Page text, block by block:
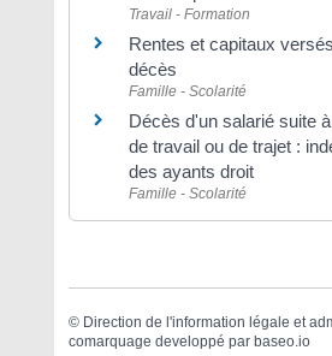
Travail - Formation
Rentes et capitaux
décès
Famille - Scolarité
Décès d'un salarié suite
de travail ou de trajet :
des ayants droit
Famille - Scolarité
© Direction de l'information légale et
comarquage developpé par baseo.io